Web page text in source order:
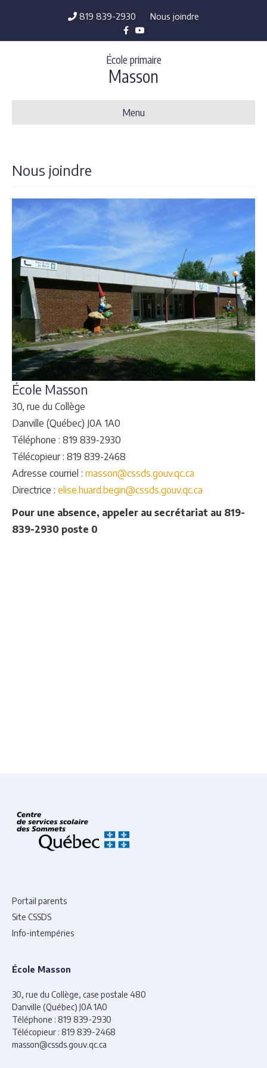
819 839-2930
Nous joindre
Facebook
Youtube
École primaire
Masson
Menu
Nous joindre
École Masson
30, rue du Collège
Danville (Québec) J0A 1A0
Téléphone : 819 839-2930
Télécopieur : 819 839-2468
Adresse courriel : masson@cssds.gouv.qc.ca
Directrice : elise.huard.begin@cssds.gouv.qc.ca
Pour une absence, appeler au secrétariat au 819-
839-2930 poste 0
Portail parents
Site CSSDS
Info-intempéries
École Masson
30, rue du Collège, case postale 480
Danville (Québec) J0A 1A0
Téléphone : 819 839-2930
Télécopieur : 819 839-2468
masson@cssds.gouv.qc.ca